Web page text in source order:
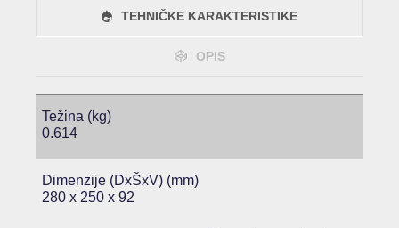
TEHNIČKE KARAKTERISTIKE
OPIS
Težina (kg)
0.614
Dimenzije (DxŠxV) (mm)
280 x 250 x 92